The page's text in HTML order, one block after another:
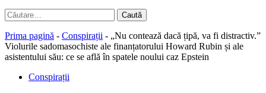
Caută
după:
Prima pagină - Conspirații - „Nu contează dacă țipă, va fi distractiv.”
Violurile sadomasochiste ale finanțatorului Howard Rubin și ale
asistentului său: ce se află în spatele noului caz Epstein
Conspirații